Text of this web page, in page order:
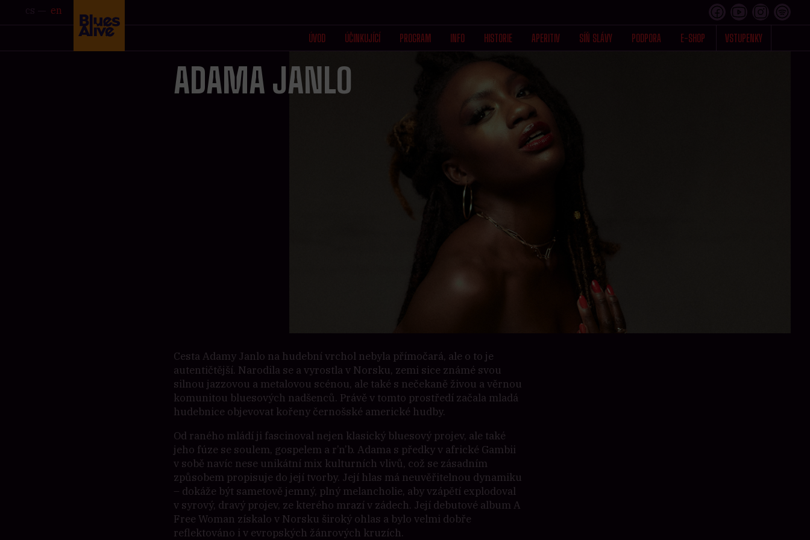
en
ÚVOD ÚČINKUJÍCÍ PROGRAM INFO HISTORIE APERITIV SÍŇ SLÁVY PODPORA E-SHOP VSTUPENKY
ADAMA JANLO
Cesta Adamy Janlo na hudební vrchol nebyla přímočará, ale o to je
autentičtější. Narodila se a vyrostla v Norsku, zemi sice známé svou
silnou jazzovou a metalovou scénou, ale také s nečekaně živou a věrnou
komunitou bluesových nadšenců. Právě v tomto prostředí začala mladá
hudebnice objevovat kořeny černošské americké hudby.
Od raného mládí ji fascinoval nejen klasický bluesový projev, ale také
jeho fúze se soulem, gospelem a r’n’b. Adama s předky v africké Gambii
v sobě navíc nese unikátní mix kulturních vlivů, což se zásadním
způsobem propisuje do její tvorby. Její hlas má neuvěřitelnou dynamiku
– dokáže být sametově jemný, plný melancholie, aby vzápětí explodoval
v syrový, dravý projev, ze kterého mrazí v zádech. Její debutové album A
Free Woman získalo v Norsku široký ohlas a bylo velmi dobře
reflektováno i v evropských žánrových kruzích.